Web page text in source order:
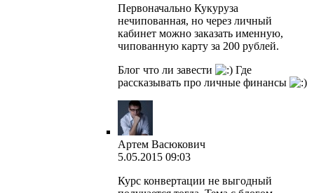
Первоначально Кукуруза
нечипованная, но через личный
кабинет можно заказать именную,
чипованную карту за 200 рублей.
Блог что ли завести
Где
рассказывать про личные финансы
Артем Васюкович
5.05.2015 09:03
Курс конвертации не выгодный